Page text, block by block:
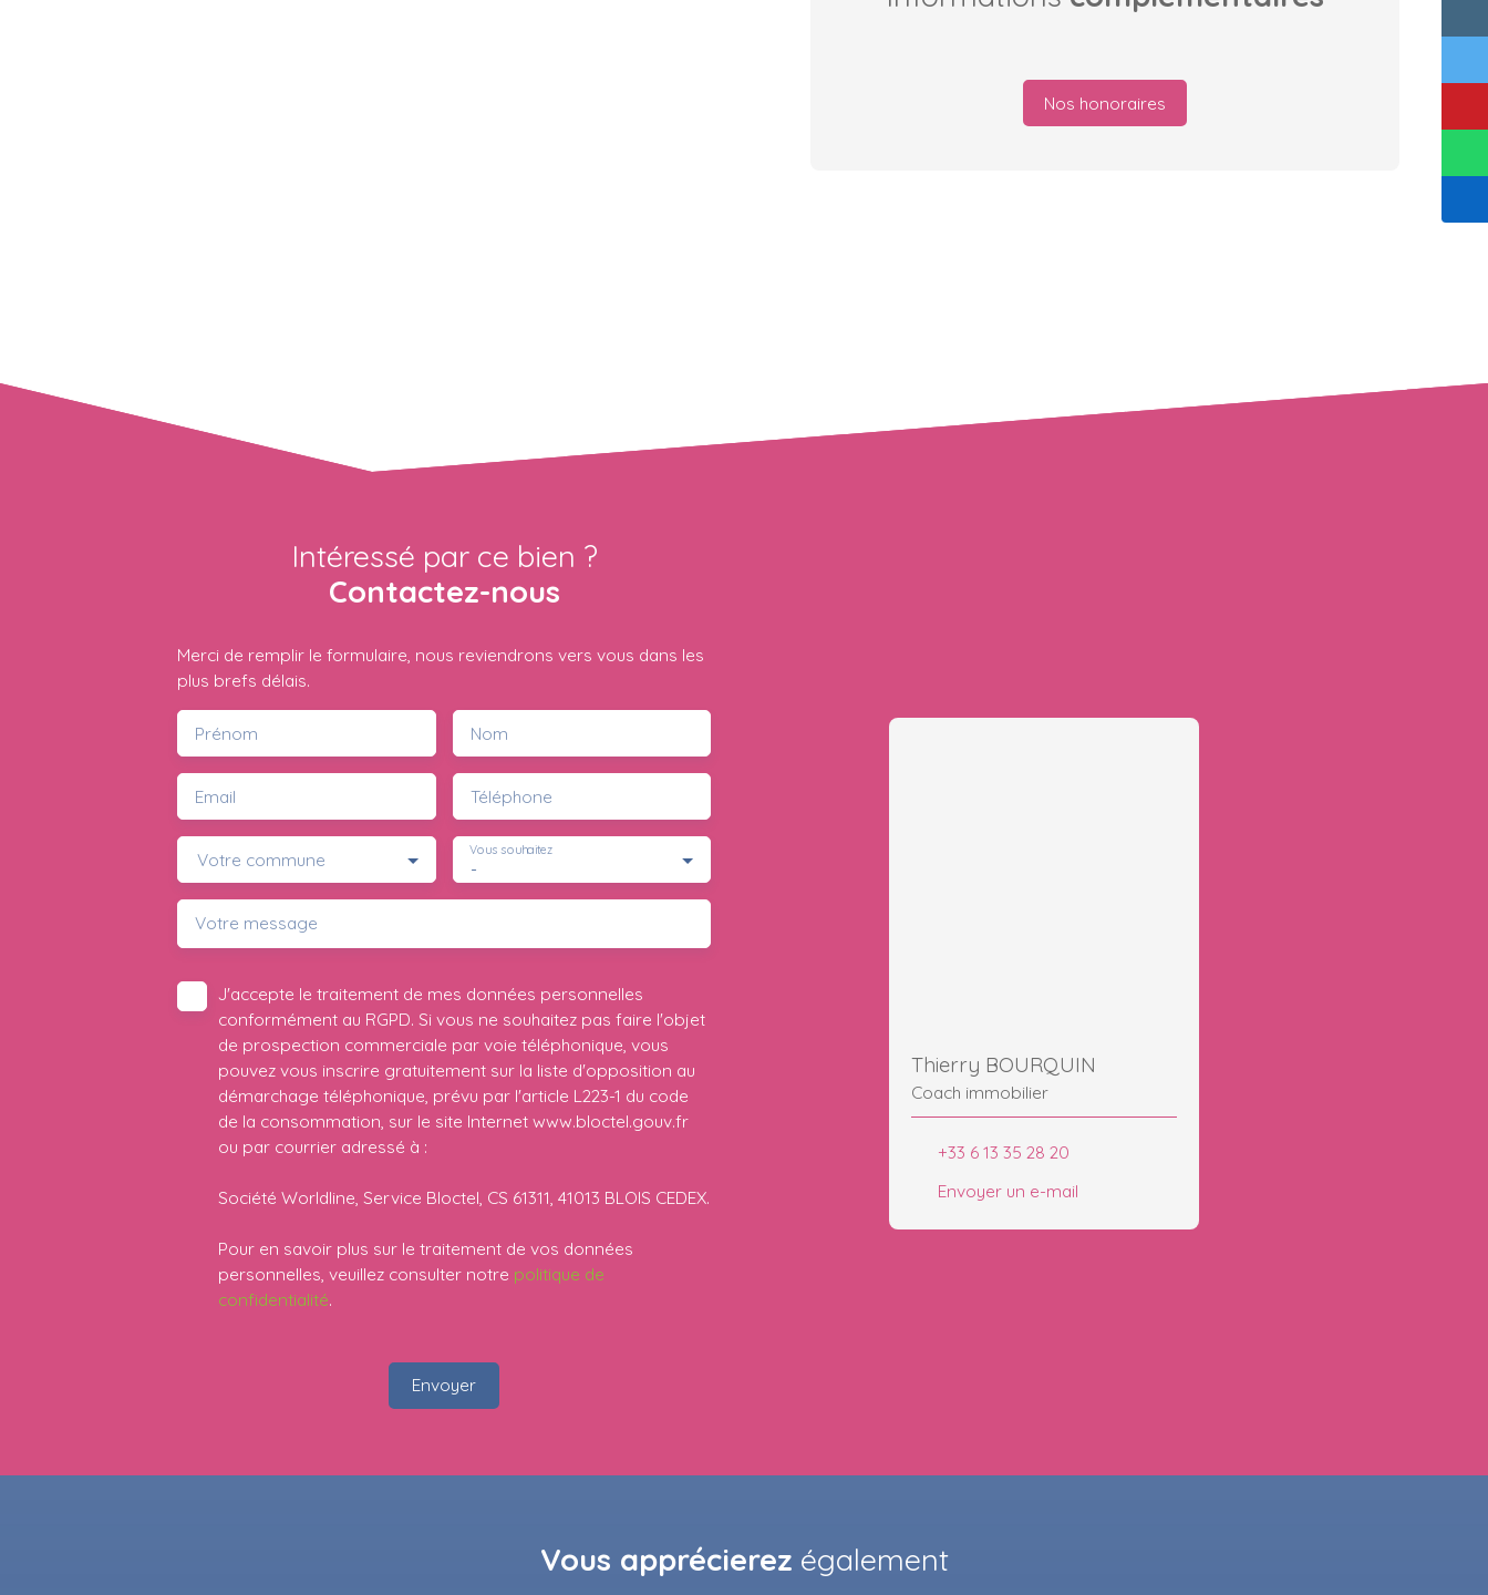
Nos honoraires
Intéressé par ce bien ?
Contactez-nous
Merci de remplir le formulaire, nous reviendrons vers vous dans les
plus brefs délais.
Prénom Nom
Email Téléphone
Votre commune -
Vous souhaitez
Votre message
J'accepte le traitement de mes données personnelles
conformément au RGPD. Si vous ne souhaitez pas faire l'objet
de prospection commerciale par voie téléphonique, vous
pouvez vous inscrire gratuitement sur la liste d'opposition au
démarchage téléphonique, prévu par l'article L223-1 du code
de la consommation, sur le site Internet www.bloctel.gouv.fr
ou par courrier adressé à :
Société Worldline, Service Bloctel, CS 61311, 41013 BLOIS CEDEX.
Pour en savoir plus sur le traitement de vos données
personnelles, veuillez consulter notre politique de
confidentialité.
Envoyer
Thierry BOURQUIN
Coach immobilier
+33 6 13 35 28 20
Envoyer un e-mail
Vous apprécierez également